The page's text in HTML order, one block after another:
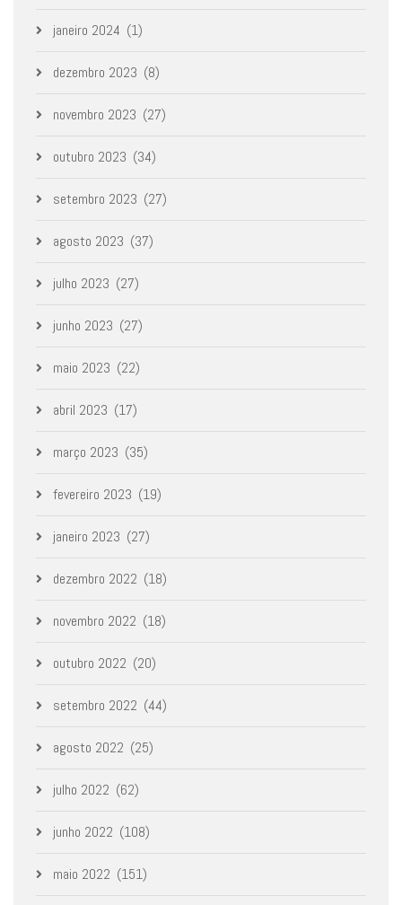
janeiro 2024 (1)
dezembro 2023 (8)
novembro 2023 (27)
outubro 2023 (34)
setembro 2023 (27)
agosto 2023 (37)
julho 2023 (27)
junho 2023 (27)
maio 2023 (22)
abril 2023 (17)
março 2023 (35)
fevereiro 2023 (19)
janeiro 2023 (27)
dezembro 2022 (18)
novembro 2022 (18)
outubro 2022 (20)
setembro 2022 (44)
agosto 2022 (25)
julho 2022 (62)
junho 2022 (108)
maio 2022 (151)